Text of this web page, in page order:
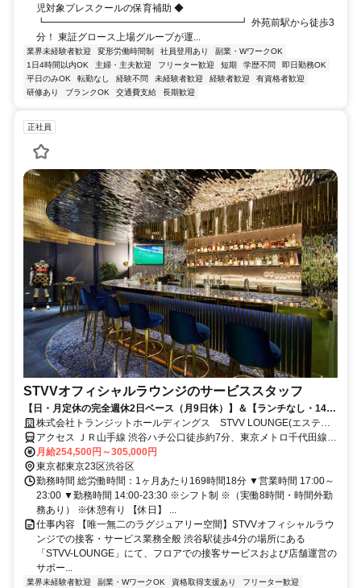
児対象プレスクールの保育補助 ◆
┗━━━━━━━━━━━━━━━━━━━━┛ 外苑前駅から徒歩3
分！ 東証グロース上場グループが運...
業界未経験者歓迎 変形労働時間制 社員登用あり
副業・WワークOK
1日4時間以内OK
主婦・主夫歓迎 フリーター歓迎 短期 学歴不問
即日勤務OK
平日のみOK
転勤なし 経験不問 未経験者歓迎 経験者歓迎
有資格者歓迎
研修あり
ブランクOK 交通費支給 長期歓迎
正社員
STVVオフィシャルラウンジのサービススタッフ
【日・月定休の完全週休2日ベース（月9日休）】＆【ランチなし・14時
出勤】サッカー日本代表選手も多数所属し、熱い注目を集める
『STVV（シント＝トロイデンVV）』のオフィシャルラウンジ！プライ
ベートを大切にしながら、世界的な建築設計や最高峰のミクソロジーカ
クテルに触れ、ワンランク上のホスピタリティを磨きませんか？【No
Visa Support】
株式会社トランジットホールディングス STVV LOUNGE(エスティ
ヴィーヴィーラウンジ)
アクセス ＪＲ山手線 渋谷ハチ公口徒歩約7分、東京メトロ千代田線/
小田急小田原線 代々木公園2番口徒歩約16分、東京メトロ副都心線
明治神宮前7番口徒歩約17分
月給254,500円～305,000円
東京都東京23区渋谷区
勤務時間 総労働時間：1ヶ月あたり169時間18分 ▼営業時間 17:00～
23:00 ▼勤務時間 14:00-23:30 ※シフト制 ※（実働8時間・時間外勤
務あり） ※休憩有り 【休日】 ...
仕事内容 【唯一無二のラグジュアリー空間】STVVオフィシャルラウ
ンジでの接客・サービス業務全般 渋谷駅徒歩4分の場所にある
「STVV-LOUNGE」にて、フロアでの接客サービスおよび店舗運営の
サポー...
業界未経験者歓迎 副業・WワークOK 資格取得支援あり
フリーター歓迎